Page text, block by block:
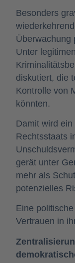
Besonders
Überwachung
Unter
diskutiert, die
Kontrolle von
könnten.
Damit wird
Rechtsstaats
gerät unter
mehr als
potenzielles
Eine
Vertrauen in